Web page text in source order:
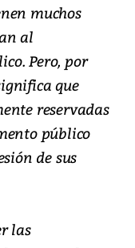
muchos
al
Pero, por
que
reservadas
público
de sus
las